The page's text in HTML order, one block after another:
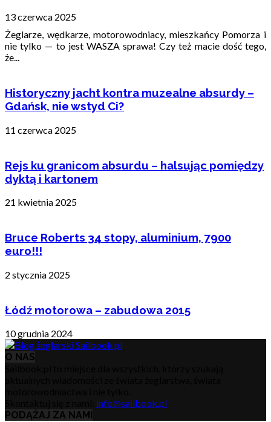
13 czerwca 2025
Żeglarze, wędkarze, motorowodniacy, mieszkańcy Pomorza i
nie tylko — to jest WASZA sprawa! Czy też macie dość tego,
że...
Historyczny jacht kontra muzealne absurdy –
Gdańsk, nie wstyd Ci?
11 czerwca 2025
Rejs ku granicom absurdu – halsując pomiędzy
dyktą i kartonem
21 kwietnia 2025
Bruce Roberts 34 stopy, aluminium, 7900
euro!!!
2 stycznia 2025
Łódź motorowa – zabudowa 2015
10 grudnia 2024
O NAS
info@sailbook.pl
PODĄŻAJ ZA NAMI